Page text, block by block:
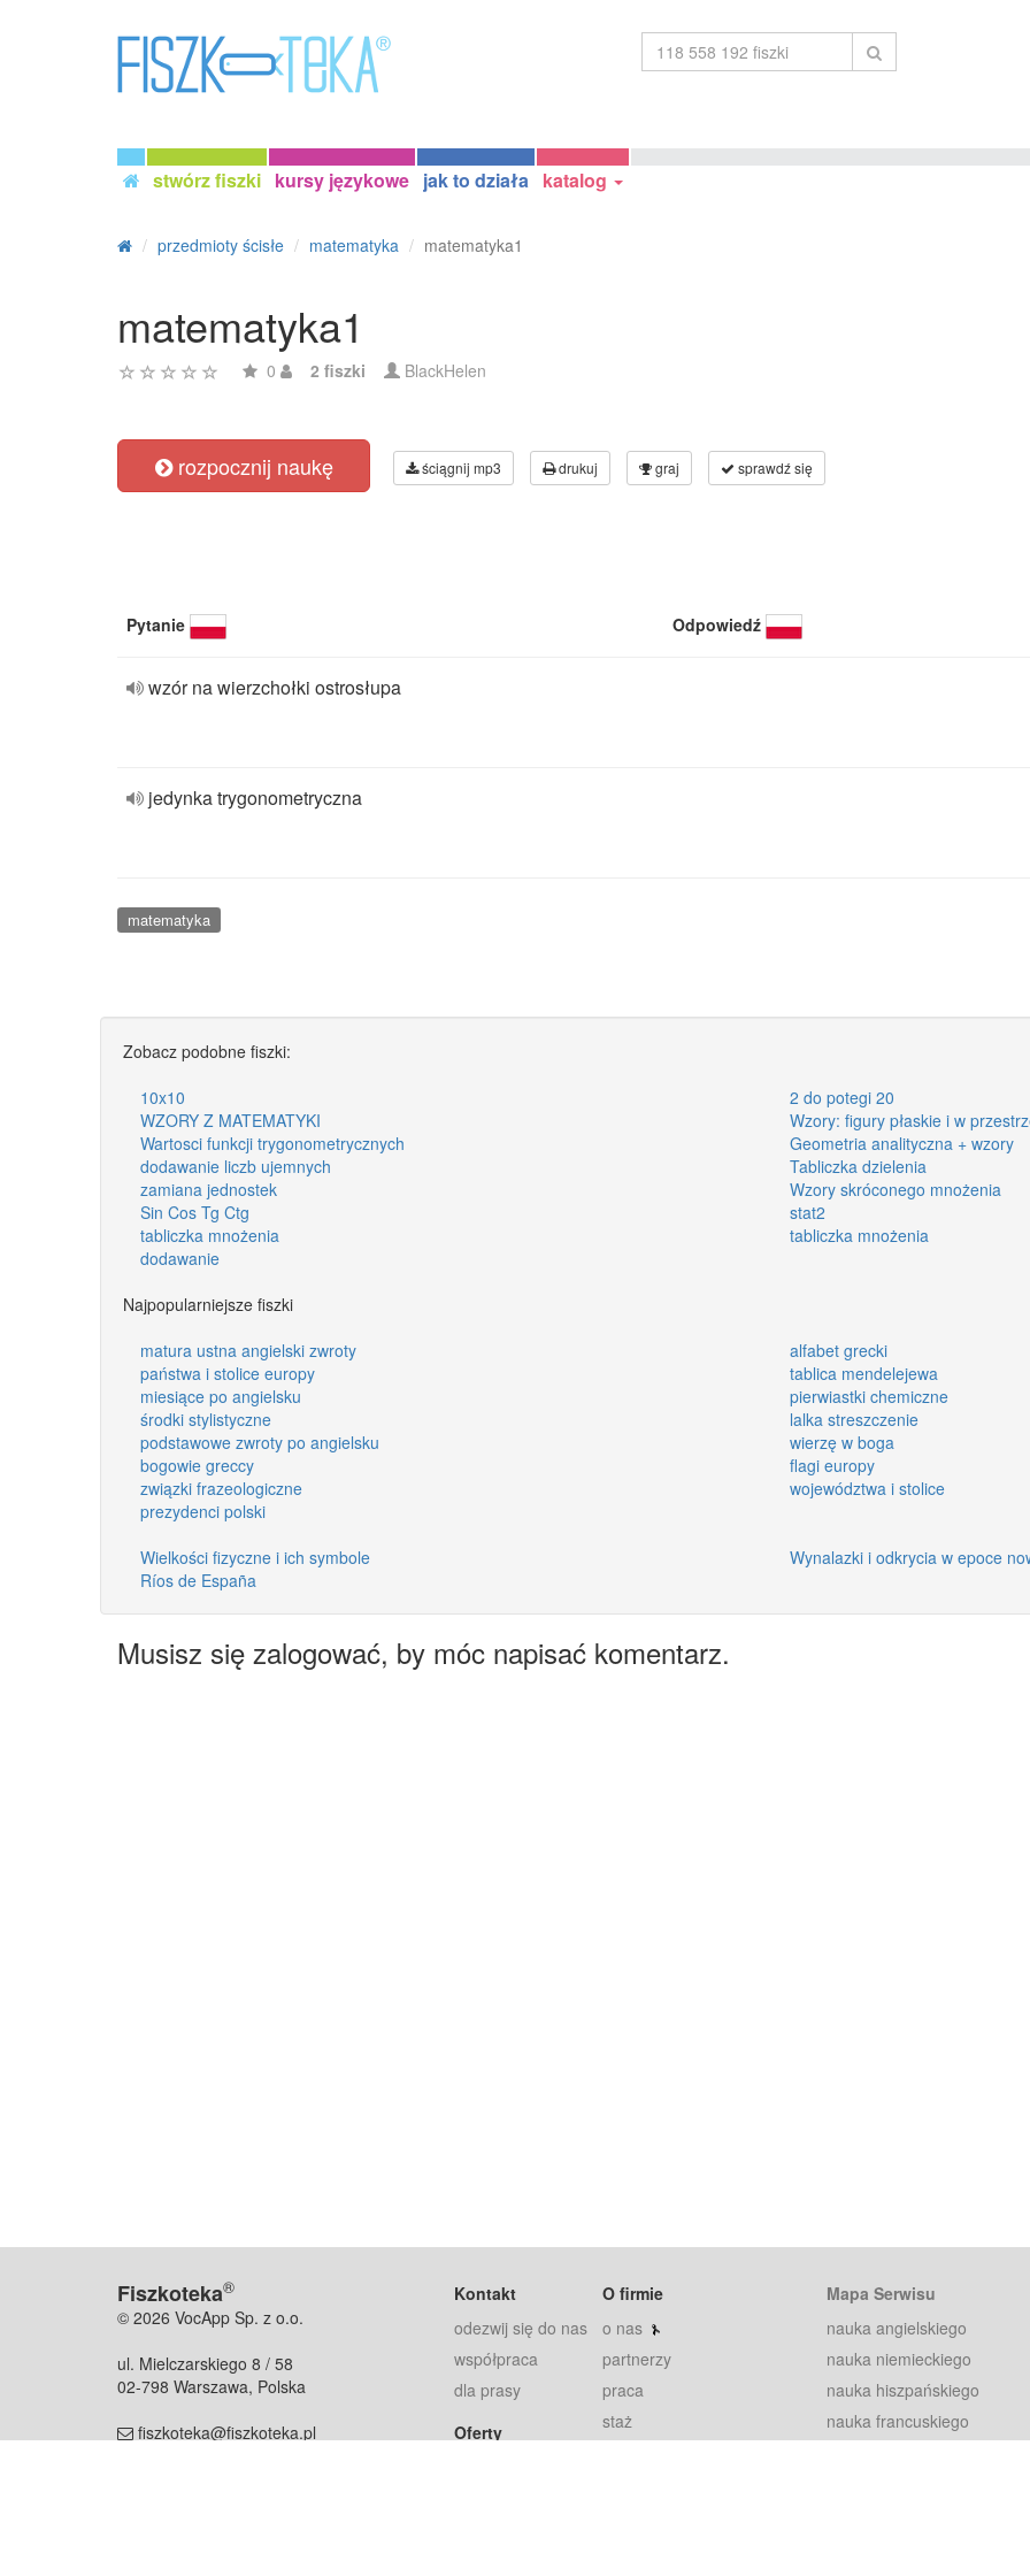
stwórz fiszki kursy językowe jak to działa katalog
przedmioty ścisłe matematyka matematyka1
matematyka1
0 2 fiszki BlackHelen
rozpocznij naukę ściągnij mp3 drukuj graj sprawdź się
Pytanie Odpowiedź
wzór na wierzchołki ostrosłupa
jedynka trygonometryczna
matematyka
Zobacz podobne fiszki:
10x10
2 do potegi 20
WZORY Z MATEMATYKI
Wzory: figury płaskie i w
Wartosci funkcji trygonometrycznych
Geometria analityczna + wzory
dodawanie liczb ujemnych
Tabliczka dzielenia
zamiana jednostek
Wzory skróconego mnożenia
Sin Cos Tg Ctg
stat2
tabliczka mnożenia
tabliczka mnożenia
dodawanie
Najpopularniejsze fiszki
matura ustna angielski zwroty
alfabet grecki
państwa i stolice europy
tablica mendelejewa
miesiące po angielsku
pierwiastki chemiczne
środki stylistyczne
lalka streszczenie
podstawowe zwroty po angielsku
wierzę w boga
bogowie greccy
flagi europy
związki frazeologiczne
województwa i stolice
prezydenci polski
Wielkości fizyczne i ich symbole
Wynalazki i odkrycia w epoce
Ríos de España
Musisz się zalogować, by móc napisać komentarz.
Fiszkoteka®
© 2026 VocApp Sp. z o.o.
ul. Mielczarskiego 8 / 58
02-798 Warszawa, Polska
fiszkoteka@fiszkoteka.pl
Kontakt
odezwij się do nas
współpraca
dla prasy
Oferty
O firmie
o nas
partnerzy
praca
staż
Mapa Serwisu
nauka angielskiego
nauka niemieckiego
nauka hiszpańskiego
nauka francuskiego